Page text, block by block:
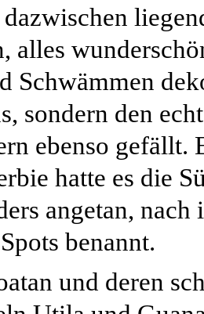
alles
Schwämmen
sondern den
ebenso gefällt.
hatte es die
angetan, nach
benannt.
und deren